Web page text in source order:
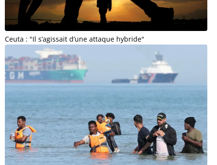
Ceuta : "Il s’agissait d’une attaque hybride"